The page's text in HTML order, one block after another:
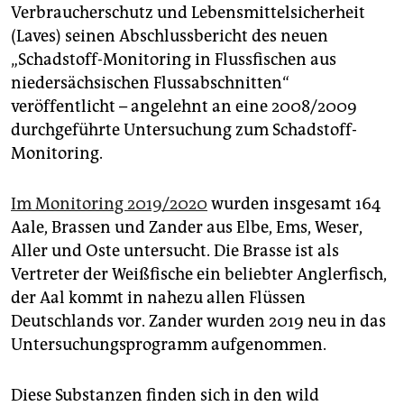
Verbraucherschutz und Lebensmittelsicherheit
(Laves) seinen Abschlussbericht des neuen
„Schadstoff-Monitoring in Flussfischen aus
niedersächsischen Flussabschnitten“
veröffentlicht – angelehnt an eine 2008/2009
durchgeführte Untersuchung zum Schadstoff-
Monitoring.
Im Monitoring 2019/2020 wurden insgesamt 164
Aale, Brassen und Zander aus Elbe, Ems, Weser,
Aller und Oste untersucht. Die Brasse ist als
Vertreter der Weißfische ein beliebter Anglerfisch,
der Aal kommt in nahezu allen Flüssen
Deutschlands vor. Zander wurden 2019 neu in das
Untersuchungsprogramm aufgenommen.
Diese Substanzen finden sich in den wild